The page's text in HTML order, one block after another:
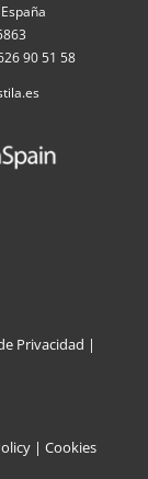
90 51 58
Privacidad |
| Cookies